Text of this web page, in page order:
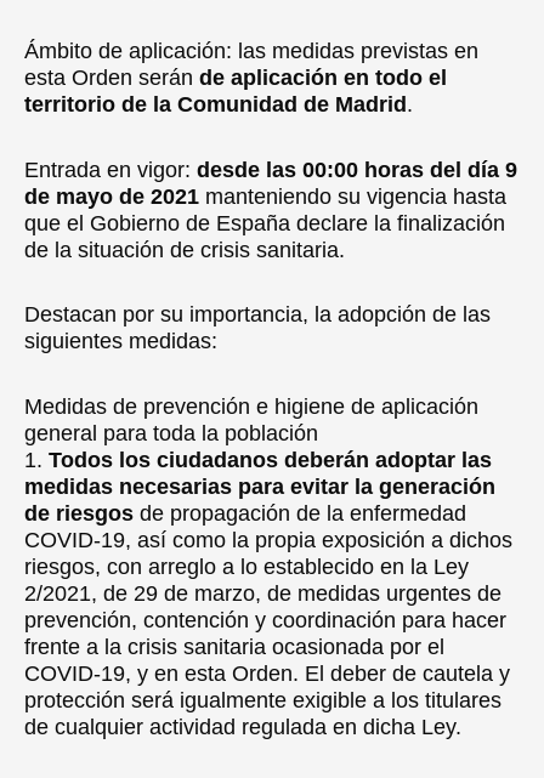
Ámbito de aplicación: las medidas previstas en
esta Orden serán de aplicación en todo el
territorio de la Comunidad de Madrid .
Entrada en vigor: desde las 00:00 horas del día 9
de mayo de 2021 manteniendo su vigencia hasta
que el Gobierno de España declare la finalización
de la situación de crisis sanitaria.
Destacan por su importancia, la adopción de las
siguientes medidas:
Medidas de prevención e higiene de aplicación
general para toda la población
1. Todos los ciudadanos deberán adoptar las
medidas necesarias para evitar la generación
de riesgos de propagación de la enfermedad
COVID-19, así como la propia exposición a dichos
riesgos, con arreglo a lo establecido en la Ley
2/2021, de 29 de marzo, de medidas urgentes de
prevención, contención y coordinación para hacer
frente a la crisis sanitaria ocasionada por el
COVID-19, y en esta Orden. El deber de cautela y
protección será igualmente exigible a los titulares
de cualquier actividad regulada en dicha Ley.